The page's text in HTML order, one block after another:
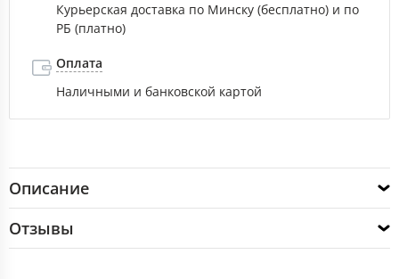
Курьерская доставка по Минску (бесплатно) и по
РБ (платно)
Оплата
Наличными и банковской картой
Описание
Отзывы